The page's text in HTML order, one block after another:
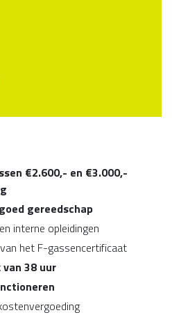
€2.600,- en €3.000,-
gereedschap
interne opleidingen
het F-gassencertificaat
38 uur